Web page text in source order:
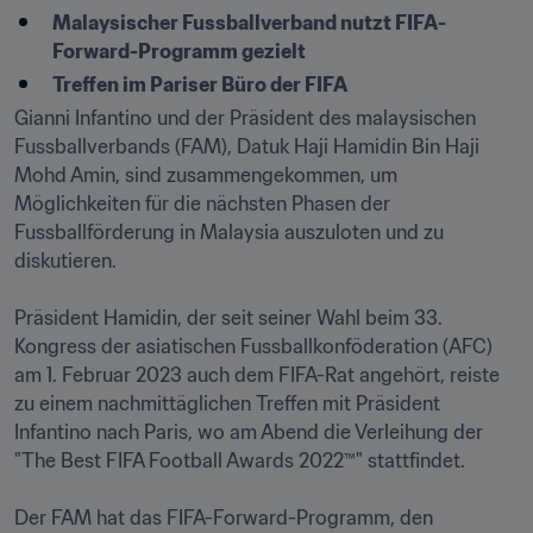
Malaysischer Fussballverband nutzt FIFA-
Forward-Programm gezielt
Treffen im Pariser Büro der FIFA
Gianni Infantino und der Präsident des malaysischen
Fussballverbands (FAM), Datuk Haji Hamidin Bin Haji
Mohd Amin, sind zusammengekommen, um
Möglichkeiten für die nächsten Phasen der
Fussballförderung in Malaysia auszuloten und zu
diskutieren.
Präsident Hamidin, der seit seiner Wahl beim 33.
Kongress der asiatischen Fussballkonföderation (AFC)
am 1. Februar 2023 auch dem FIFA-Rat angehört, reiste
zu einem nachmittäglichen Treffen mit Präsident
Infantino nach Paris, wo am Abend die Verleihung der
"The Best FIFA Football Awards 2022™" stattfindet.
Der FAM hat das FIFA-Forward-Programm, den